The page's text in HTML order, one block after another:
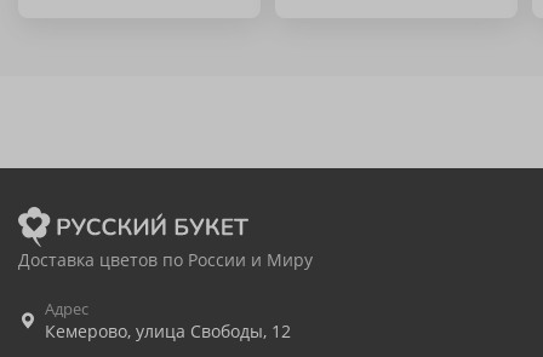
Доставка цветов по России и Миру
Адрес
Кемерово, улица Свободы, 12